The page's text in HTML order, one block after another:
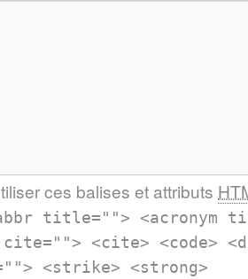
ces balises et attributs
title=""> <acronym
<cite> <code>
<strike> <strong>